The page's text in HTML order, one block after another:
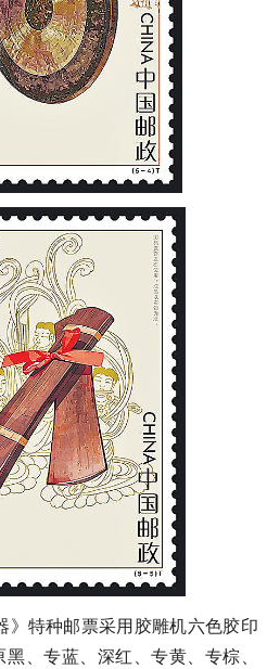
特种邮票采用胶雕机六色胶印
、专蓝、深红、专黄、专棕、